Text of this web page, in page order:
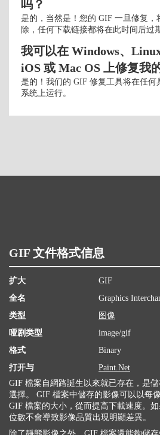
吗？
是的，当然是！您的 GIF 一旦修复，
除，任何下载链接都将在此时间后过
我可以在 Windows、
iOS 或 Mac OS 上修复我
是的！我们的 GIF 修复工具将在任何
系统上运行。
GIF 文件格式信息
扩大
GIF
全名
Graphics
类型
图像
哑剧类型
image/gif
格式
Binary
打开与
Paint.Net
GIF 檔案自網路誕生以來就已存在，是
選擇。 GIF 檔案中儲存的影像可以以每
GIF 檔案的大小，從而提高下載速度。
位數不會導致影像品質出現明顯差異。